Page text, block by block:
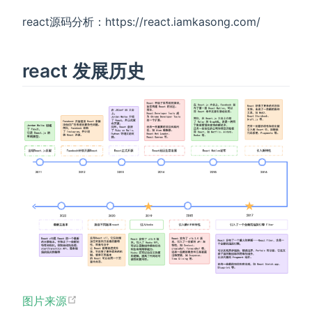
react源码分析：https://react.iamkasong.com/
react 发展历史
图片来源